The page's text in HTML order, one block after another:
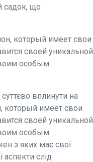
садок, що
который имеет свои
своей уникальной
особым
вплинути на
который имеет свои
своей уникальной
особым
з яких має свої
аспекти слід